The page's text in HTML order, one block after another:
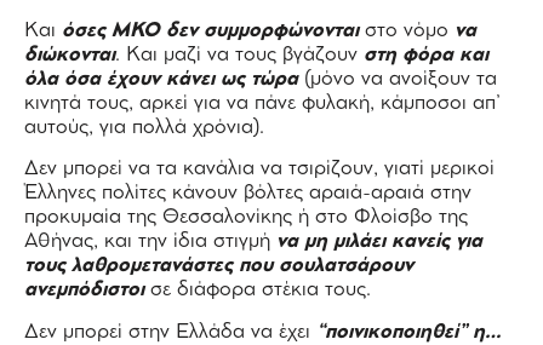
Και όσες ΜΚΟ δεν συμμορφώνονταιστο νόμο να
διώκονται. Και μαζί να τους βγάζουν στη φόρα και
όλα όσα έχουν κάνει ως τώρα(μόνο να ανοίξουν τα
κινητά τους, αρκεί για να πάνε φυλακή, κάμποσοι απ’
αυτούς, για πολλά χρόνια).
Δεν μπορεί να τα κανάλια να τσιρίζουν, γιατί μερικοί
Έλληνες πολίτες κάνουν βόλτες αραιά-αραιά στην
προκυμαία της Θεσσαλονίκης ή στο Φλοίσβο της
Αθήνας, και την ίδια στιγμή να μη μιλάει κανείς για
τους λαθρομετανάστες που σουλατσάρουν
ανεμπόδιστοισε διάφορα στέκια τους.
Δεν μπορεί στην Ελλάδα να έχει “ποινικοποιηθεί” η…